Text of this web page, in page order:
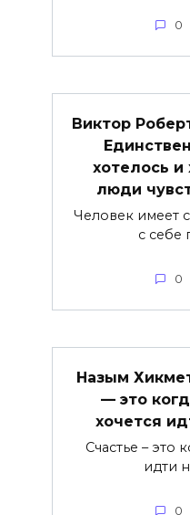
0
Виктор
хотелось и
люди
Человек имеет
с себе
0
Назым
— это
хочется
Счастье – это
идти
0